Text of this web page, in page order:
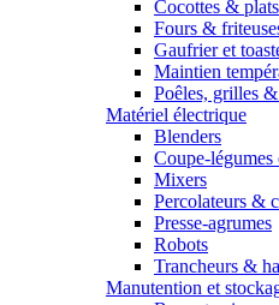
Cocottes & plats
Fours &
Gaufrier et
Maintien
Poêles, grilles
Matériel électrique
Blenders
Coupe-légumes
Mixers
Percolateurs &
Presse-agrumes
Robots
Trancheurs &
Manutention et